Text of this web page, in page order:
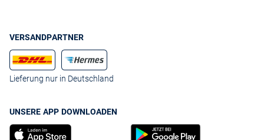
VERSANDPARTNER
Lieferung nur in Deutschland
UNSERE APP DOWNLOADEN